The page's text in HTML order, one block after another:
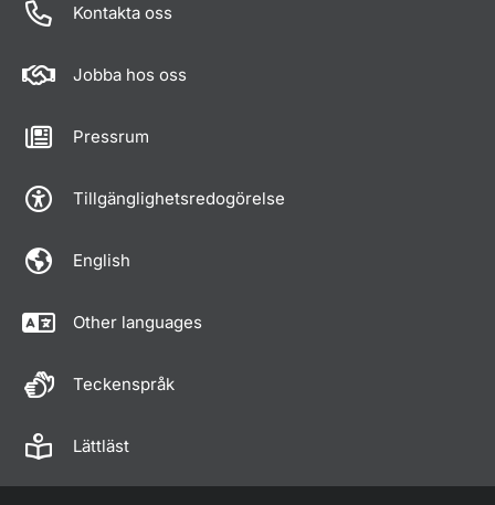
Kontakta oss
Jobba hos oss
Pressrum
Tillgänglighetsredogörelse
English
Other languages
Teckenspråk
Lättläst